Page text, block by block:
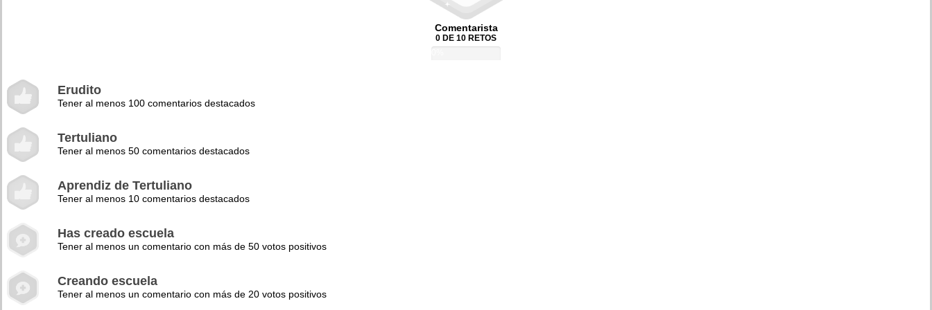
Comentarista
0 DE 10 RETOS
Erudito
Tener al menos 100 comentarios destacados
Tertuliano
Tener al menos 50 comentarios destacados
Aprendiz de Tertuliano
Tener al menos 10 comentarios destacados
Has creado escuela
Tener al menos un comentario con más de 50 votos positivos
Creando escuela
Tener al menos un comentario con más de 20 votos positivos